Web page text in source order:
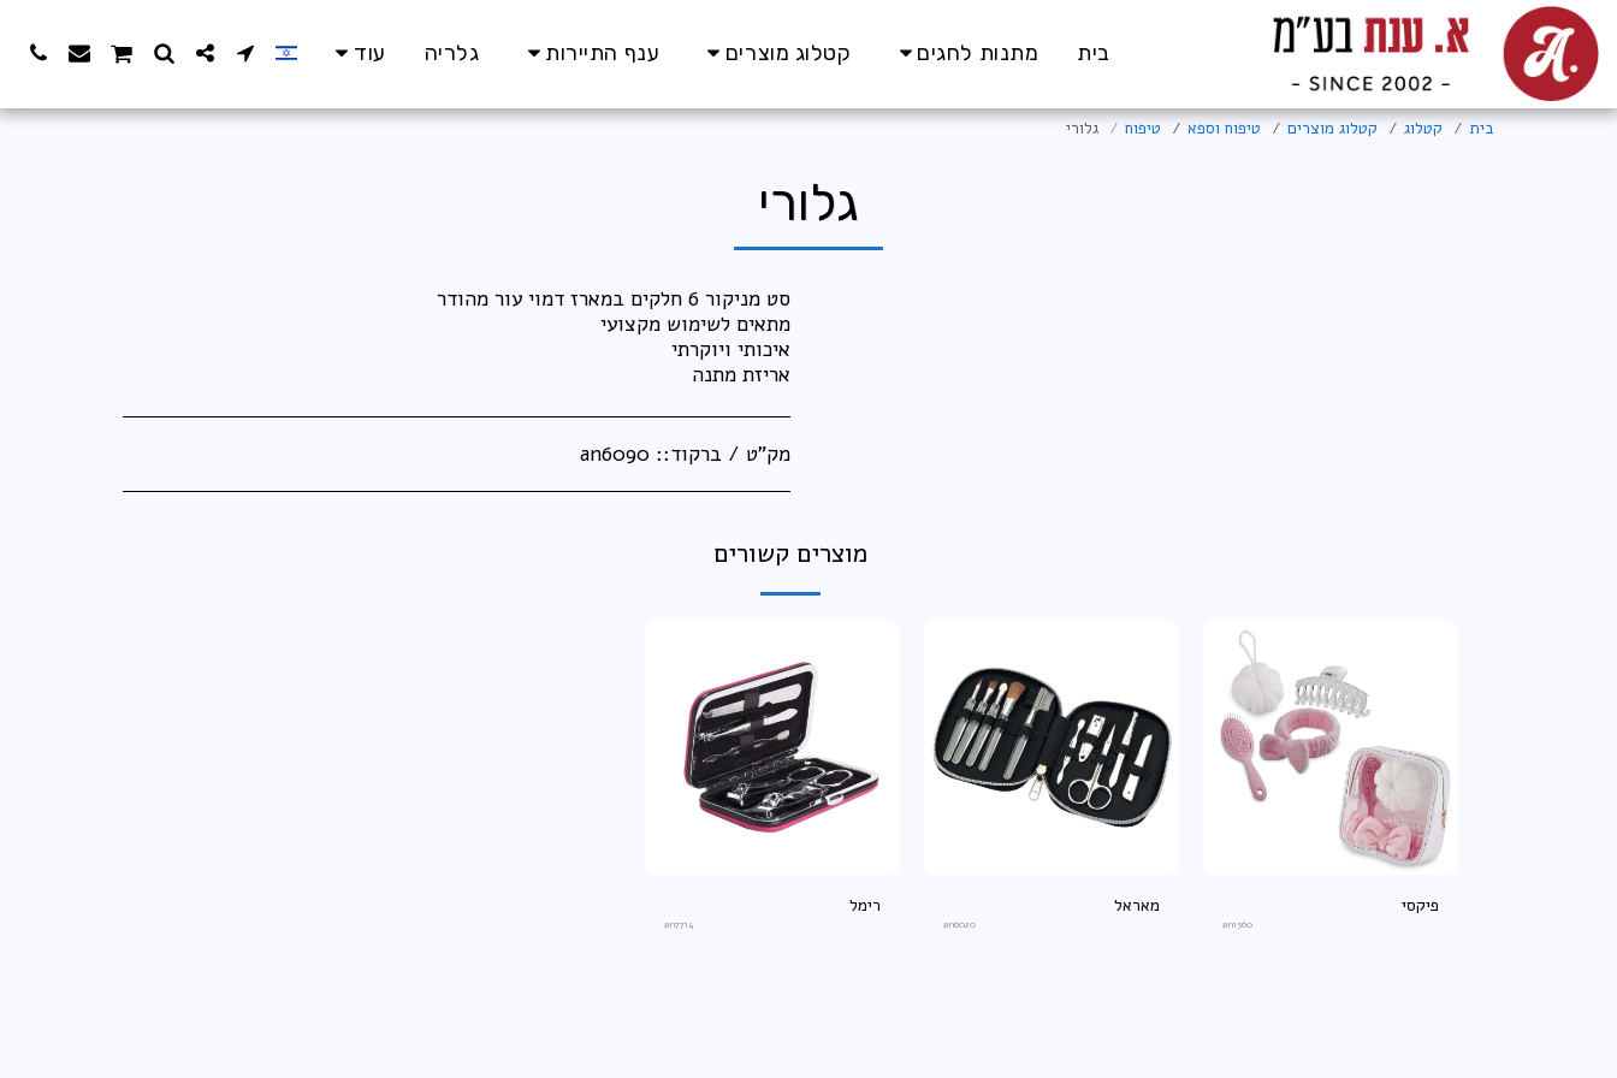
בית מתנות לחגים קטלוג מוצרים ענף התיירות גלריה עוד
בית קטלוג קטלוג מוצרים טיפוח וספא טיפוח גלורי
גלורי
אריזת מתנה
מק"ט / ברקוד:: an6090
מוצרים קשורים
פיקסי
an1360
מאראל
an6020
רימל
an7714